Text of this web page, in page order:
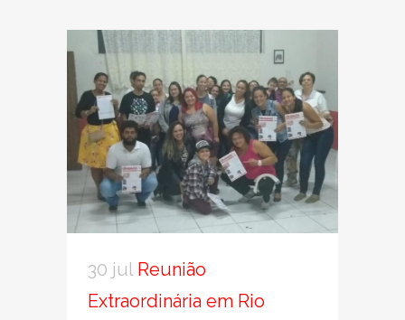
30 jul Reunião
Extraordinária em Rio